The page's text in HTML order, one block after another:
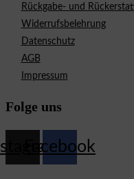
Rückgabe- und
Widerrufsbelehrung
Datenschutz
AGB
Impressum
Folge uns
Facebook